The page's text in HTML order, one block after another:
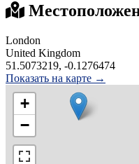
London
United Kingdom
51.5073219, -0.1276474
Показать на карте →
+
−